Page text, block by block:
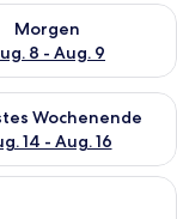
Aug. 7 - Aug. 8.
Morgen
8 - Aug. 9
die Verfügbarkeit
Aug. 7
Wochenende
14 - Aug. 16
die Verfügbarkeit
|